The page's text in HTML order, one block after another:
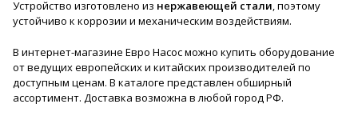
Устройство изготовлено из нержавеющей стали , поэтому
устойчиво к коррозии и механическим воздействиям.
В интернет-магазине Евро Насос можно купить оборудование
от ведущих европейских и китайских производителей по
доступным ценам. В каталоге представлен обширный
ассортимент. Доставка возможна в любой город РФ.